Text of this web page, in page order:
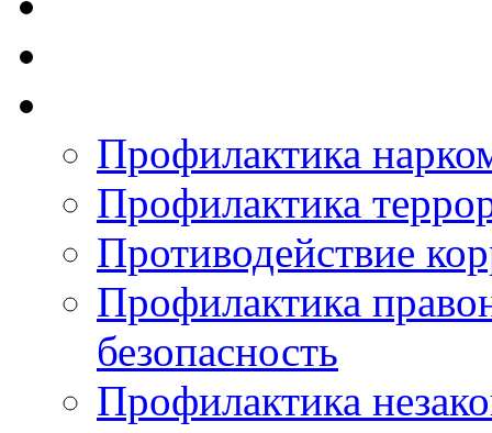
Профилактика
Профилактика
Противодействие
Профилактика
безопасность
Профилактика